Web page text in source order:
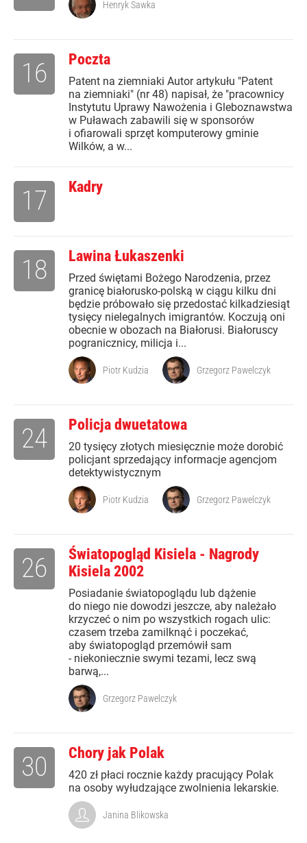
Henryk Sawka
Poczta
Patent na ziemniaki Autor artykułu "Patent
na ziemniaki" (nr 48) napisał, że "pracownicy
Instytutu Uprawy Nawożenia i Gleboznawstwa
w Puławach zabawili się w sponsorów
i ofiarowali sprzęt komputerowy gminie
Wilków, a w...
16
Kadry
17
Lawina Łukaszenki
Przed świętami Bożego Narodzenia, przez
granicę białorusko-polską w ciągu kilku dni
będzie próbowało się przedostać kilkadziesiąt
tysięcy nielegalnych imigrantów. Koczują oni
obecnie w obozach na Białorusi. Białoruscy
pogranicznicy, milicja i...
18
Piotr Kudzia Grzegorz Pawelczyk
Policja dwuetatowa
20 tysięcy złotych miesięcznie może dorobić
policjant sprzedający informacje agencjom
detektywistycznym
24
Piotr Kudzia Grzegorz Pawelczyk
Światopogląd Kisiela - Nagrody
Kisiela 2002
Posiadanie światopoglądu lub dążenie
do niego nie dowodzi jeszcze, aby należało
krzyczeć o nim po wszystkich rogach ulic:
czasem trzeba zamilknąć i poczekać,
aby światopogląd przemówił sam
- niekoniecznie swymi tezami, lecz swą
barwą,...
26
Grzegorz Pawelczyk
Chory jak Polak
420 zł płaci rocznie każdy pracujący Polak
na osoby wyłudzające zwolnienia lekarskie.
30
Janina Blikowska